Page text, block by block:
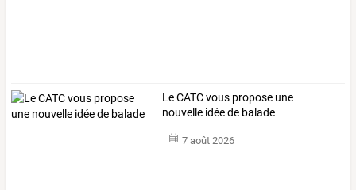
Le CATC vous propose une
nouvelle idée de balade
7 août 2026